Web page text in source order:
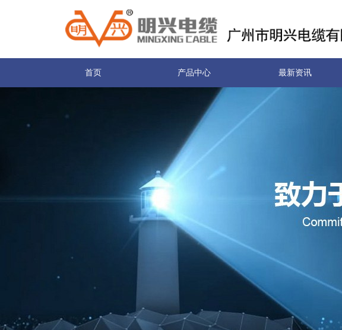
首页 产品中心 最新资讯